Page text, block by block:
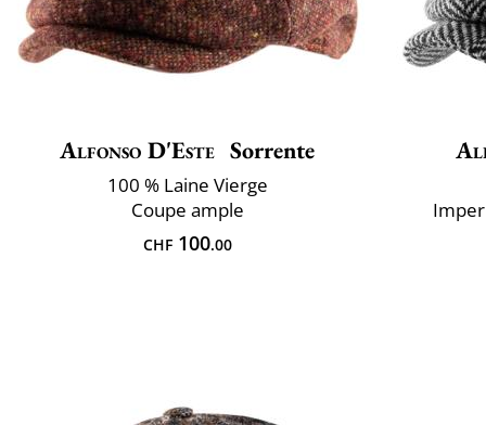
Alfonso D'Este Sorrente
100 % Laine Vierge
Coupe ample
CHF100.00